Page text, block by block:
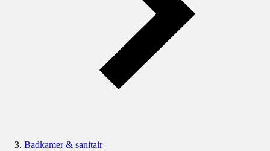
Badkamer & sanitair